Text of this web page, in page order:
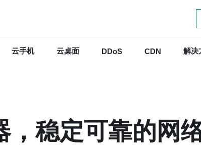
云手机 云桌面 DDoS CDN 解决
，稳定可靠的网